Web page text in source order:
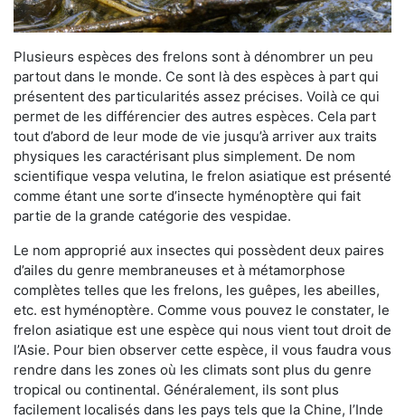
Plusieurs espèces des frelons sont à dénombrer un peu
partout dans le monde. Ce sont là des espèces à part qui
présentent des particularités assez précises. Voilà ce qui
permet de les différencier des autres espèces. Cela part
tout d’abord de leur mode de vie jusqu’à arriver aux traits
physiques les caractérisant plus simplement. De nom
scientifique vespa velutina, le frelon asiatique est présenté
comme étant une sorte d’insecte hyménoptère qui fait
partie de la grande catégorie des vespidae.
Le nom approprié aux insectes qui possèdent deux paires
d’ailes du genre membraneuses et à métamorphose
complètes telles que les frelons, les guêpes, les abeilles,
etc. est hyménoptère. Comme vous pouvez le constater, le
frelon asiatique est une espèce qui nous vient tout droit de
l’Asie. Pour bien observer cette espèce, il vous faudra vous
rendre dans les zones où les climats sont plus du genre
tropical ou continental. Généralement, ils sont plus
facilement localisés dans les pays tels que la Chine, l’Inde